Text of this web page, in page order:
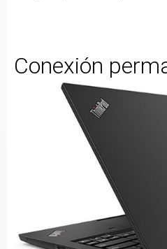
Conexión